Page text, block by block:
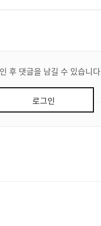
후 댓글을 남길 수 있습니
로그인